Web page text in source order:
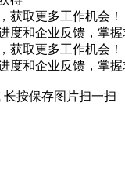
获取更多工作机会！
度和企业反馈，掌
获取更多工作机会！
度和企业反馈，掌
按保存图片扫一扫